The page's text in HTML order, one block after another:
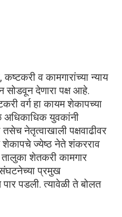
व कामगारांच्या न्याय
सोडवून देणारा पक्ष आहे.
वर्ग हा कायम शेकापच्या
अधिकाधिक युवकांनी
तसेच नेतृत्वाखाली पक्षवाढीवर
शेकापचे ज्येष्ठ नेते शंकरराव
शेतकरी कामगार
संघटनेच्या प्रमुख
पार पडली. त्यावेळी ते बोलत